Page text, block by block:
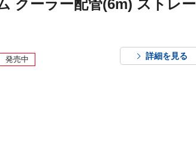
クーラー配管(6m) ストレー
発売中 詳細を見る